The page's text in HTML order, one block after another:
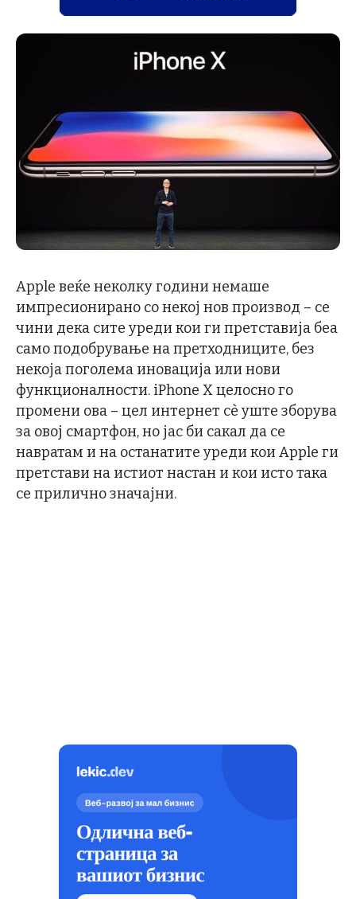
Apple веќе неколку години немаше
импресионирано со некој нов производ – се
чини дека сите уреди кои ги претставија беа
само подобрување на претходниците, без
некоја поголема иновација или нови
функционалности. iPhone X целосно го
промени ова – цел интернет сѐ уште зборува
за овој смартфон, но јас би сакал да се
навратам и на останатите уреди кои Apple ги
претстави на истиот настан и кои исто така
се прилично значајни.